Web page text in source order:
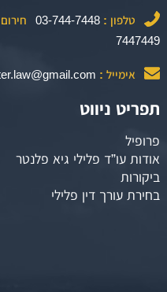
טלפון : 03-744-7448 חירום 24/7:
7447449
אימייל :
תפריט ניווט
פרופיל
אודות עו”ד פלילי גיא פלנטר
ביקורות
בחירת עורך דין פלילי